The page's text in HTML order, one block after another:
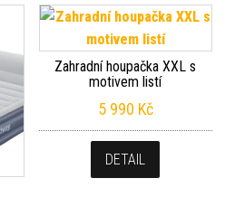
Zahradní houpačka XXL s
motivem listí
5 990 Kč
DETAIL